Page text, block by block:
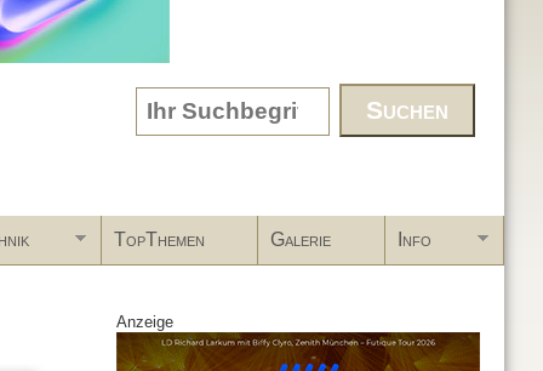
Search form
TopThemen Galerie Info
Anzeige